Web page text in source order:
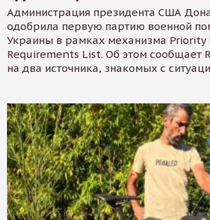
Администрация президента США
одобрила первую партию военной
Украины в рамках механизма Priority
Requirements List. Об этом сообщает
на два источника, знакомых с